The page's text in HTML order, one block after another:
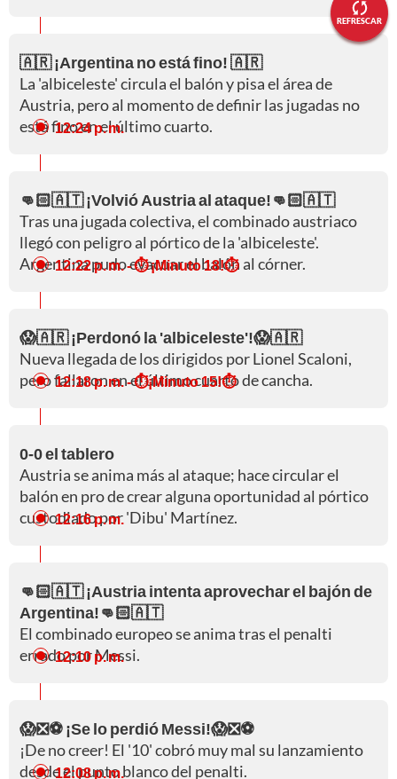
REFRESCAR
🇦🇷 ¡Argentina no está fino! 🇦🇷
La 'albiceleste' circula el balón y pisa el área de
Austria, pero al momento de definir las jugadas no
está fino en el último cuarto.
12:24 p. m.
👊🏻🇦🇹 ¡Volvió Austria al ataque!👊🏻🇦🇹
Tras una jugada colectiva, el combinado austriaco
llegó con peligro al pórtico de la 'albiceleste'.
Argentina pudo evacuar el balón al córner.
12:22 p. m.- ⏱️ ¡Minuto 18!⏱️
😱🇦🇷 ¡Perdonó la 'albiceleste'!😱🇦🇷
Nueva llegada de los dirigidos por Lionel Scaloni,
pero fallaron en el último cuarto de cancha.
12:18 p. m.- ⏱️¡Minuto 15!⏱️
0-0 el tablero
Austria se anima más al ataque; hace circular el
balón en pro de crear alguna oportunidad al pórtico
custodiado por 'Dibu' Martínez.
12:16 p. m.
👊🏻🇦🇹 ¡Austria intenta aprovechar el bajón de
Argentina!👊🏻🇦🇹
El combinado europeo se anima tras el penalti
errado por Messi.
12:10 p. m.
😱❎⚽ ¡Se lo perdió Messi!😱❎⚽
¡De no creer! El '10' cobró muy mal su lanzamiento
desde el punto blanco del penalti.
12:08 p. m.